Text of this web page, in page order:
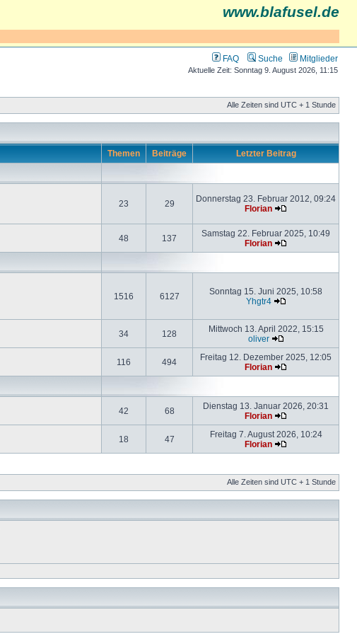
www.blafusel.de
FAQ Suche Mitglieder
Aktuelle Zeit: Sonntag 9. August 2026, 11:15
Alle Zeiten sind UTC + 1 Stunde
Themen Beiträge Letzter Beitrag
23 29
Donnerstag 23. Februar 2012, 09:24
Florian
48 137
Samstag 22. Februar 2025, 10:49
Florian
1516 6127
Sonntag 15. Juni 2025, 10:58
Yhgtr4
34 128
Mittwoch 13. April 2022, 15:15
oliver
116 494
Freitag 12. Dezember 2025, 12:05
Florian
42 68
Dienstag 13. Januar 2026, 20:31
Florian
18 47
Freitag 7. August 2026, 10:24
Florian
Alle Zeiten sind UTC + 1 Stunde